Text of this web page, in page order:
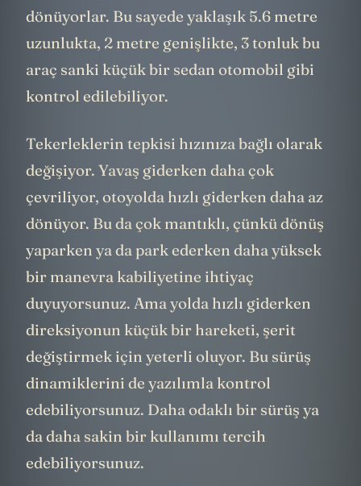
dönüyorlar. Bu sayede yaklaşık 5.6 metre
uzunlukta, 2 metre genişlikte, 3 tonluk bu
araç sanki küçük bir sedan otomobil gibi
kontrol edilebiliyor.
Tekerleklerin tepkisi hızınıza bağlı olarak
değişiyor. Yavaş giderken daha çok
çevriliyor, otoyolda hızlı giderken daha az
dönüyor. Bu da çok mantıklı, çünkü dönüş
yaparken ya da park ederken daha yüksek
bir manevra kabiliyetine ihtiyaç
duyuyorsunuz. Ama yolda hızlı giderken
direksiyonun küçük bir hareketi, şerit
değiştirmek için yeterli oluyor. Bu sürüş
dinamiklerini de yazılımla kontrol
edebiliyorsunuz. Daha odaklı bir sürüş ya
da daha sakin bir kullanımı tercih
edebiliyorsunuz.